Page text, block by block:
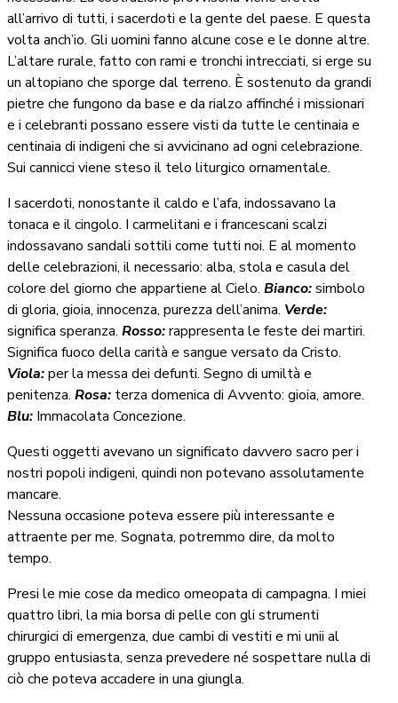
all’arrivo di tutti, i sacerdoti e la gente del paese. E questa
volta anch’io. Gli uomini fanno alcune cose e le donne altre.
L’altare rurale, fatto con rami e tronchi intrecciati, si erge su
un altopiano che sporge dal terreno. È sostenuto da grandi
pietre che fungono da base e da rialzo affinché i missionari
e i celebranti possano essere visti da tutte le centinaia e
centinaia di indigeni che si avvicinano ad ogni celebrazione.
Sui cannicci viene steso il telo liturgico ornamentale.
I sacerdoti, nonostante il caldo e l’afa, indossavano la
tonaca e il cingolo. I carmelitani e i francescani scalzi
indossavano sandali sottili come tutti noi. E al momento
delle celebrazioni, il necessario: alba, stola e casula del
colore del giorno che appartiene al Cielo. Bianco:simbolo
di gloria, gioia, innocenza, purezza dell’anima. Verde:
significa speranza. Rosso:rappresenta le feste dei martiri.
Significa fuoco della carità e sangue versato da Cristo.
Viola:per la messa dei defunti. Segno di umiltà e
penitenza. Rosa: terza domenica di Avvento: gioia, amore.
Blu: Immacolata Concezione.
Questi oggetti avevano un significato davvero sacro per i
nostri popoli indigeni, quindi non potevano assolutamente
mancare.
Nessuna occasione poteva essere più interessante e
attraente per me. Sognata, potremmo dire, da molto
tempo.
Presi le mie cose da medico omeopata di campagna. I miei
quattro libri, la mia borsa di pelle con gli strumenti
chirurgici di emergenza, due cambi di vestiti e mi unii al
gruppo entusiasta, senza prevedere né sospettare nulla di
ciò che poteva accadere in una giungla.